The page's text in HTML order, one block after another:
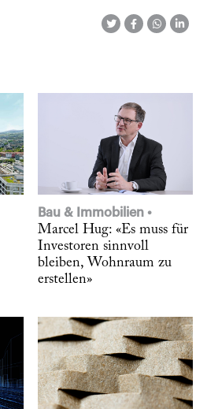
Bau & Immobilien
Marcel Hug: «Es muss für
Investoren sinnvoll
bleiben, Wohnraum zu
erstellen»